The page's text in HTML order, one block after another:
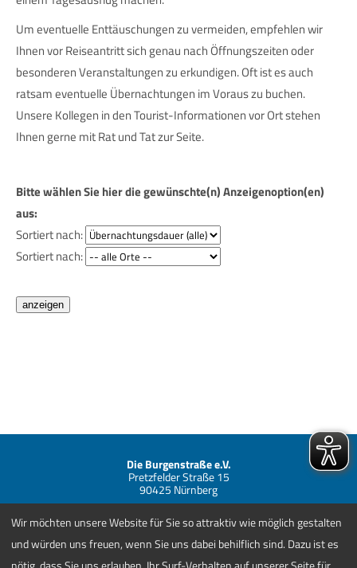
Um eventuelle Enttäuschungen zu vermeiden, empfehlen wir
Ihnen vor Reiseantritt sich genau nach Öffnungszeiten oder
besonderen Veranstaltungen zu erkundigen. Oft ist es auch
ratsam eventuelle Übernachtungen im Voraus zu buchen.
Unsere Kollegen in den Tourist-Informationen vor Ort stehen
Ihnen gerne mit Rat und Tat zur Seite.
Bitte wählen Sie hier die gewünschte(n) Anzeigenoption(en)
aus:
Sortiert nach:
Sortiert nach:
Die Burgenstraße e.V.
Pretzfelder Straße 15
90425 Nürnberg
info@burgenstrasse.de
Kontakt
Wir möchten unsere Website für Sie so attraktiv wie möglich gestalten
und würden uns freuen, wenn Sie uns dabei behilflich sind. Dazu ist es